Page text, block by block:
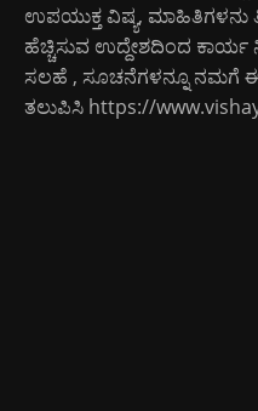
ಉಪಯುಕ್ತ ವಿಷ್ಯ, ಮಾಹಿತಿಗಳನು
ಹೆಚ್ಚಿಸುವ ಉದ್ದೇಶದಿಂದ ಕಾರ್ಯ
ಸಲಹೆ , ಸೂಚನೆಗಳನ್ನೂ
ತಲುಪಿಸಿ https://